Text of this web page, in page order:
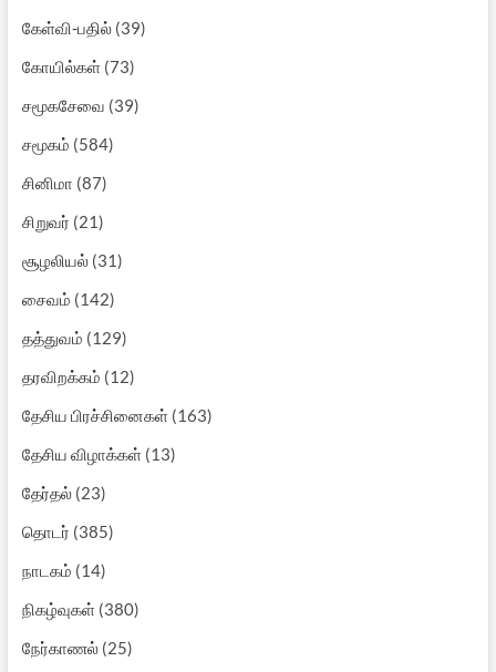
கேள்வி-பதில்(39)
கோயில்கள்(73)
சமூகசேவை (39)
சமூகம் (584)
சினிமா (87)
சிறுவர் (21)
சூழலியல்(31)
சைவம் (142)
தத்துவம் (129)
தரவிறக்கம் (12)
தேசிய பிரச்சினைகள்(163)
தேசிய விழாக்கள்(13)
தேர்தல்(23)
தொடர் (385)
நாடகம் (14)
நிகழ்வுகள்(380)
நேர்காணல்(25)